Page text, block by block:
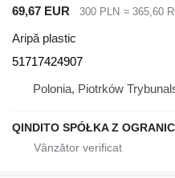
69,67 EUR 300 PLN ≈ 365,60
Aripă plastic
51717424907
Polonia, Piotrków